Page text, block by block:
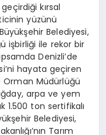
kırsal
yüzünü
Belediyesi,
işbirliği ile rekor bir
Denizli’de
hayata geçiren
Orman Müdürlüğü
arpa ve yem
1.500 ton sertifikalı
Belediyesi,
Tarım